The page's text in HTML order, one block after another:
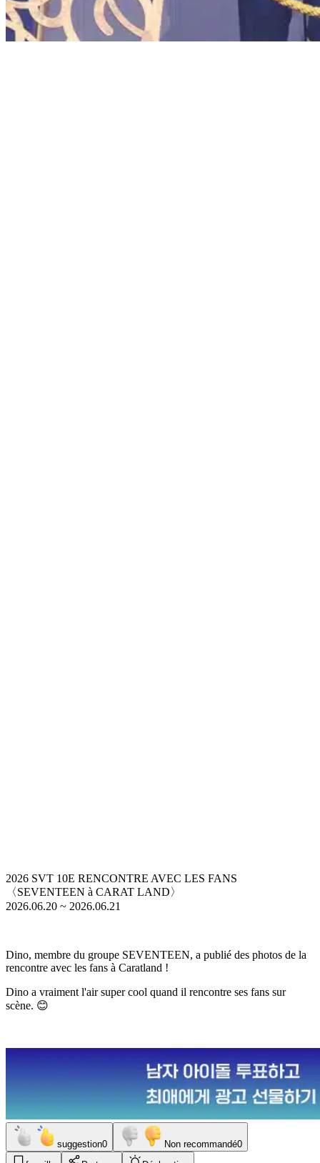
2026 SVT 10E RENCONTRE AVEC LES FANS
〈SEVENTEEN à CARAT LAND〉
2026.06.20 ~ 2026.06.21
Dino, membre du groupe SEVENTEEN, a publié des photos de la
rencontre avec les fans à Caratland !
Dino a vraiment l'air super cool quand il rencontre ses fans sur
scène. 😊
suggestion0 Non recommandé0